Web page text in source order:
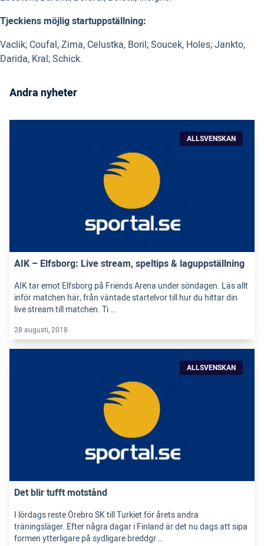
Tjeckiens möjlig startuppställning:
Vaclik; Coufal, Zima, Celustka, Boril; Soucek, Holes; Jankto,
Darida, Kral; Schick.
Andra nyheter
ALLSVENSKAN
AIK – Elfsborg: Live stream, speltips & laguppställning
AIK tar emot Elfsborg på Friends Arena under söndagen. Läs allt
inför matchen här, från väntade startelvor till hur du hittar din
live stream till matchen. Ti …
28 augusti, 2018
ALLSVENSKAN
Det blir tufft motstånd
I lördags reste Örebro SK till Turkiet för årets andra
träningsläger. Efter några dagar i Finland är det nu dags att sipa
formen ytterligare på sydligare breddgr …